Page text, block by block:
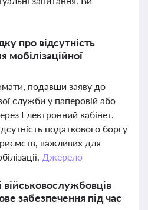
про відсутність
мобілізаційної
подавши заяву до
служби у паперовій або
Електронний кабінет.
податкового боргу
важливих для
Джерело
забезпечення під час